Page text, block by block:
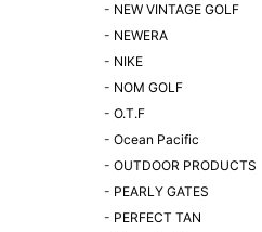
- NEW VINTAGE GOLF
- NEWERA
- NIKE
- NOM GOLF
- O.T.F
- Ocean Pacific
- OUTDOOR PRODUCTS
- PEARLY GATES
- PERFECT TAN